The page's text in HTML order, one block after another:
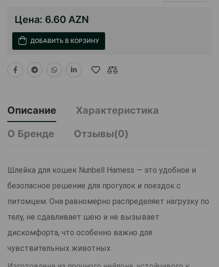
Цена: 6.60 AZN
ДОБАВИТЬ В КОРЗИНУ
Описание
Характеристика
О Бренде
Отзывы(0)
Шлейка для кошек Nunbell Harness — это удобное и
безопасное решение для прогулок и поездок с
питомцем. Она равномерно распределяет нагрузку по
телу, не сдавливает шею и не вызывает
дискомфорта, что особенно важно для
чувствительных животных.